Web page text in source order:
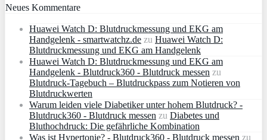
Neues Kommentare
Huawei Watch D: Blutdruckmessung und EKG am
Handgelenk - smartwatchz.de zu Huawei Watch D:
Blutdruckmessung und EKG am Handgelenk
Huawei Watch D: Blutdruckmessung und EKG am
Handgelenk - Blutdruck360 - Blutdruck messen zu
Blutdruck-Tagebuch – Blutdruckpass zum Notieren von
Blutdruckwerten
Warum leiden viele Diabetiker unter hohem Blutdruck? -
Blutdruck360 - Blutdruck messen zu Diabetes und
Bluthochdruck: Die gefährliche Kombination
Was ist Hypertonie? - Blutdruck360 - Blutdruck messen zu